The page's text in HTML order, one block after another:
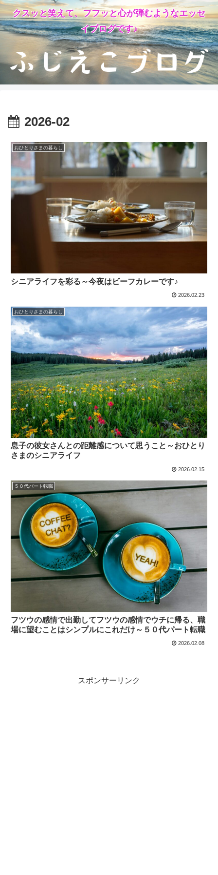
クスッと笑えて、フフッと心が弾むようなエッセ
イブログです♪
2026-02
おひとりさまの暮らし
シニアライフを彩る～今夜はビーフカレーです♪
2026.02.23
おひとりさまの暮らし
息子の彼女さんとの距離感について思うこと～おひとり
さまのシニアライフ
2026.02.15
５０代パート転職
フツウの感情で出勤してフツウの感情でウチに帰る、職
場に望むことはシンプルにこれだけ～５０代パート転職
2026.02.08
スポンサーリンク